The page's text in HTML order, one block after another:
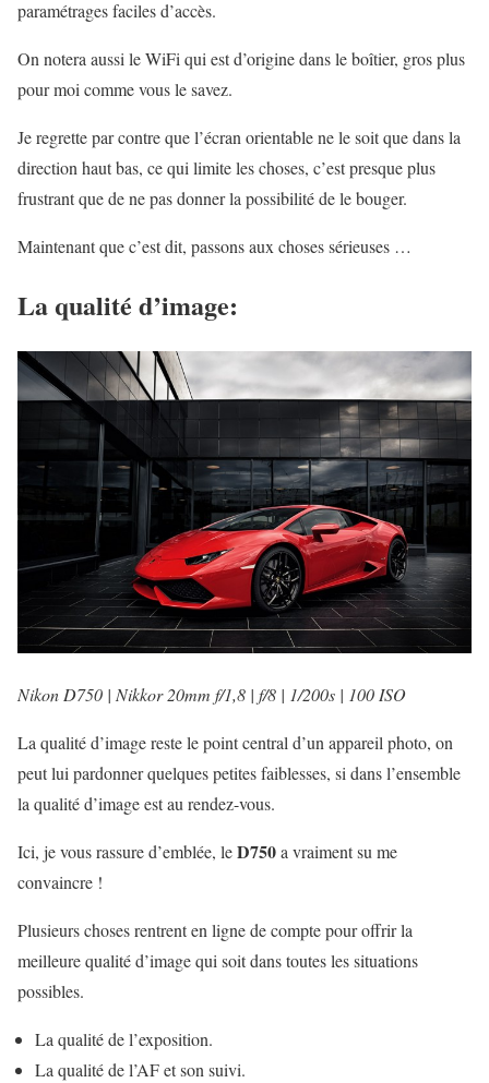
paramétrages faciles d’accès.
On notera aussi le WiFi qui est d’origine dans le boîtier, gros plus
pour moi comme vous le savez.
Je regrette par contre que l’écran orientable ne le soit que dans la
direction haut bas, ce qui limite les choses, c’est presque plus
frustrant que de ne pas donner la possibilité de le bouger.
Maintenant que c’est dit, passons aux choses sérieuses …
La qualité d’image:
Nikon D750 | Nikkor 20mm f/1,8 | f/8 | 1/200s | 100 ISO
La qualité d’image reste le point central d’un appareil photo, on
peut lui pardonner quelques petites faiblesses, si dans l’ensemble
la qualité d’image est au rendez-vous.
Ici, je vous rassure d’emblée, leD750a vraiment su me
convaincre !
Plusieurs choses rentrent en ligne de compte pour offrir la
meilleure qualité d’image qui soit dans toutes les situations
possibles.
La qualité de l’exposition.
La qualité de l’AF et son suivi.